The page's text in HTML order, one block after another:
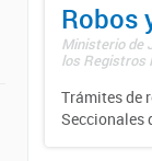
Robos
Ministerio de
los Registros
Trámites de
Seccionales